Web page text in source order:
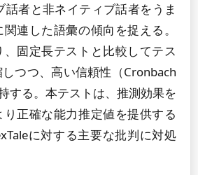
話者と非ネイティブ話者をうま
連した語彙の傾向を捉える。
固定長テストと比較してテス
しつつ、高い信頼性（Cronbach
する。本テストは、推測効果を
正確な能力推定値を提供する
に対する主要な批判に対処